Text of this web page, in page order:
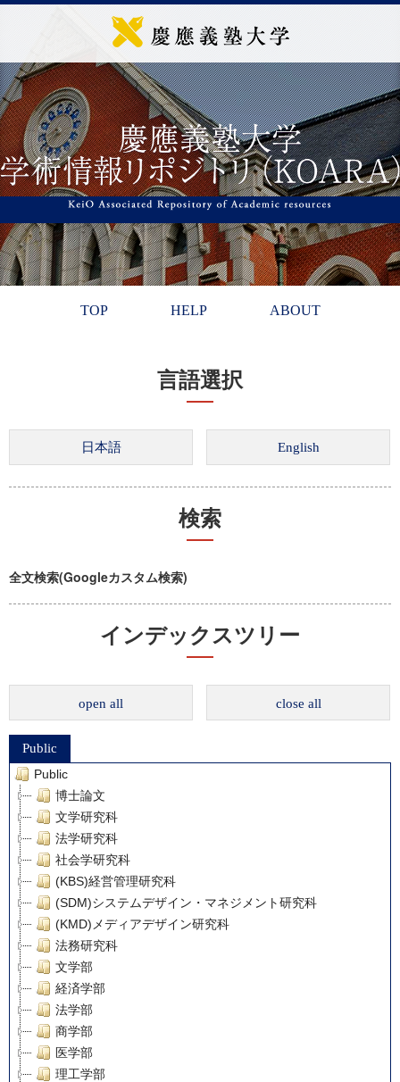
TOP HELP ABOUT
言語選択
検索
全文検索(Googleカスタム検索)
インデックスツリー
open all close all
Public
Public
博士論文
文学研究科
法学研究科
社会学研究科
(KBS)経営管理研究科
(SDM)システムデザイン・マネジメント研究科
(KMD)メディアデザイン研究科
法務研究科
文学部
経済学部
法学部
商学部
医学部
理工学部